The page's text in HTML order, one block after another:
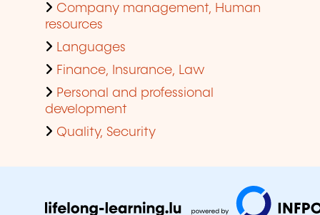
Company management, Human
resources
Languages
Finance, Insurance, Law
Personal and professional
development
Quality, Security